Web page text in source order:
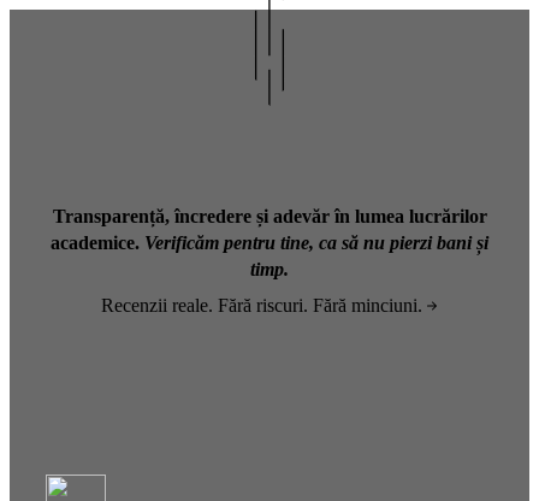
Transparență, încredere și adevăr în lumea lucrărilor
academice. Verificăm pentru tine, ca să nu pierzi bani și
timp.
Recenzii reale. Fără riscuri. Fără minciuni.